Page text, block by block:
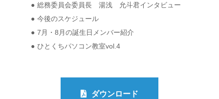
総務委員会委員長 湯浅 允斗君インタビュー
今後のスケジュール
7月・8月の誕生日メンバー紹介
ひとくちパソコン教室vol.4
ダウンロード